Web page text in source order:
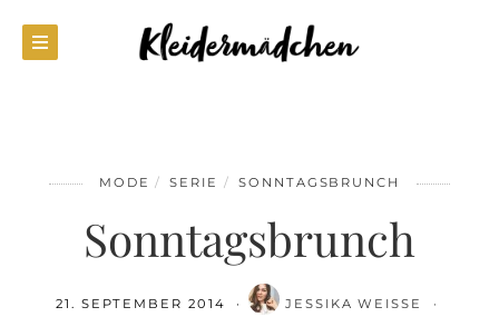
MODE SERIE SONNTAGSBRUNCH
Sonntagsbrunch
21. SEPTEMBER 2014
JESSIKA WEISSE